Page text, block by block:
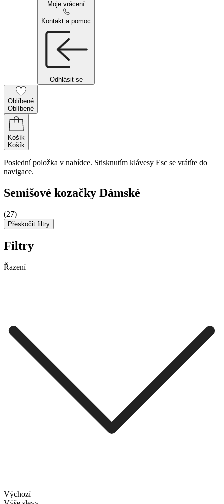
Moje vrácení
Kontakt a pomoc
Odhlásit se
Oblíbené
Oblíbené
Košík
Košík
Poslední položka v nabídce. Stisknutím klávesy Esc se vrátíte do
navigace.
Semišové kozačky Dámské
(27)
Přeskočit filtry
Filtry
Řazení
Výchozí